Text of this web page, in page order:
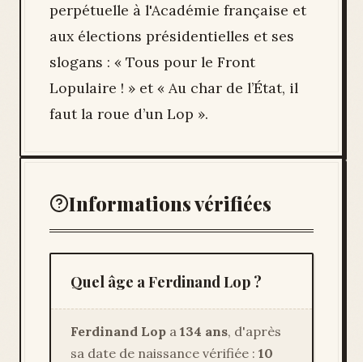
perpétuelle à l'Académie française et
aux élections présidentielles et ses
slogans : « Tous pour le Front
Lopulaire ! » et « Au char de l’État, il
faut la roue d’un Lop ».
Informations vérifiées
Quel âge a Ferdinand Lop ?
Ferdinand Lop a 134 ans, d'après
sa date de naissance vérifiée : 10